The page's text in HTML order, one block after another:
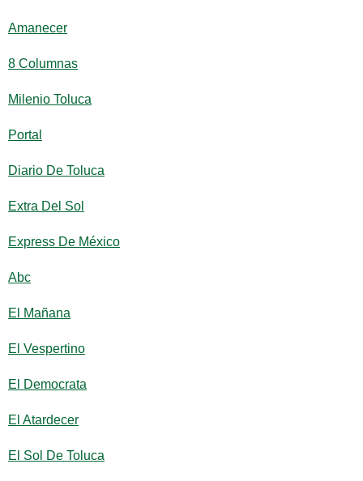
Amanecer
8 Columnas
Milenio Toluca
Portal
Diario De Toluca
Extra Del Sol
Express De México
Abc
El Mañana
El Vespertino
El Democrata
El Atardecer
El Sol De Toluca